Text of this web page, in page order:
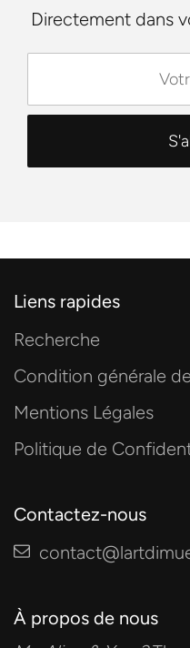
Directement dans
Liens rapides
Recherche
Condition générale
Mentions Légales
Politique de
Contactez-nous
À propos de nous